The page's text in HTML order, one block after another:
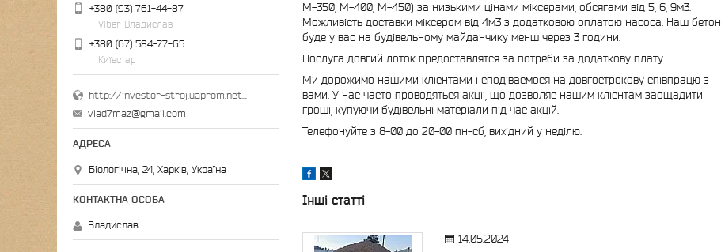
М-350, М-400, М-450) за низькими цінами міксерами, обсягами від 5, 6, 9м3.
Можливість доставки міксером від 4м3 з додатковою оплатою насоса. Наш бетон
буде у вас на будівельному майданчику менш через 3 години.
Послуга довгий лоток предоставлятся за потреби за додаткову плату
Ми дорожимо нашими клієнтами і сподіваємося на довгострокову співпрацю з
вами. У нас часто проводяться акції, що дозволяє нашим клієнтам заощадити
гроші, купуючи будівельні матеріали під час акцій.
Телефонуйте з 8-00 до 20-00 пн-сб, вихідний у неділю.
Інші статті
14.05.2024
+380 (93) 761-44-87
Viber Владислав
+380 (67) 584-77-65
Київстар
vlad7maz@gmail.com
Біологічна, 24, Харків, Україна
Владислав